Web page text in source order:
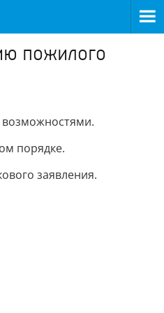
пожилого
порядке.
заявления.